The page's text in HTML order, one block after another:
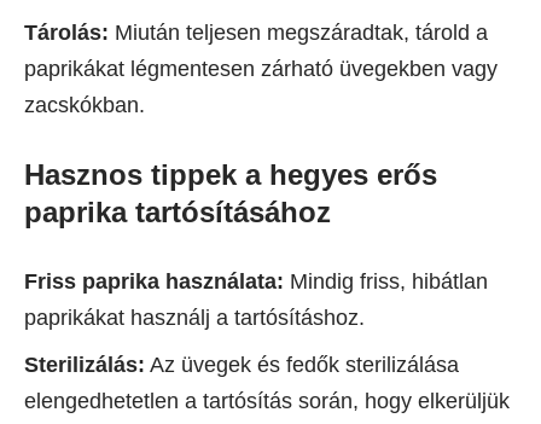
Tárolás: Miután teljesen megszáradtak, tárold a
paprikákat légmentesen zárható üvegekben vagy
zacskókban.
Hasznos tippek a hegyes erős
paprika tartósításához
Friss paprika használata: Mindig friss, hibátlan
paprikákat használj a tartósításhoz.
Sterilizálás: Az üvegek és fedők sterilizálása
elengedhetetlen a tartósítás során, hogy elkerüljük